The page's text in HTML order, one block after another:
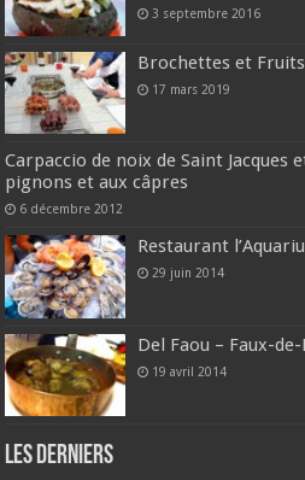
3 septembre 2016
Brochettes et Fruits
17 mars 2019
Carpaccio de noix de Saint Jacques
pignons et aux câpres
6 décembre 2012
Restaurant
29 juin 2014
Del Faou – Faux-
19 avril 2014
Les derniers